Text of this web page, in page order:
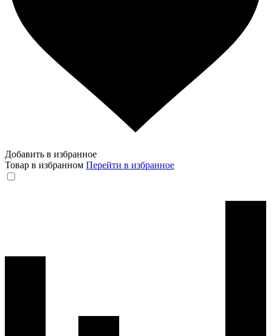
Добавить в избранное
Товар в избранном Перейти в избранное